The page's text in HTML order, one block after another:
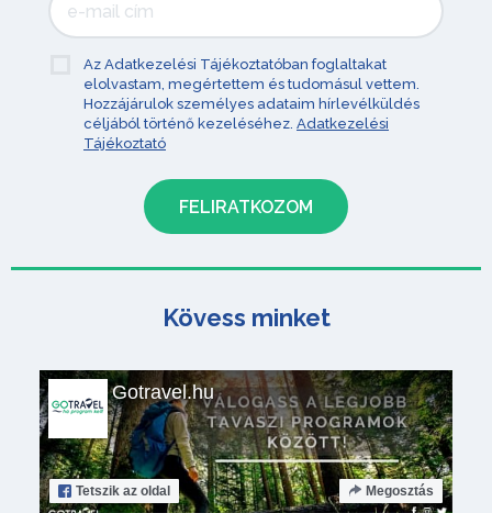
Az Adatkezelési Tájékoztatóban foglaltakat
elolvastam, megértettem és tudomásul vettem.
Hozzájárulok személyes adataim hírlevélküldés
céljából történő kezeléséhez. Adatkezelési
Tájékoztató
Kövess minket
Gotravel.hu
Tetszik az oldal Megosztás